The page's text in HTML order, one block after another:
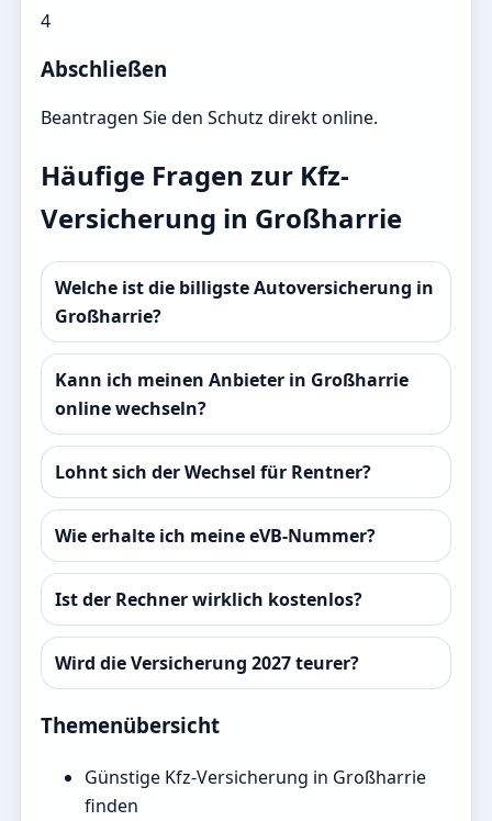
4
Abschließen
Beantragen Sie den Schutz direkt online.
Häufige Fragen zur Kfz-
Versicherung in Großharrie
Welche ist die billigste Autoversicherung in
Großharrie?
Kann ich meinen Anbieter in Großharrie
online wechseln?
Lohnt sich der Wechsel für Rentner?
Wie erhalte ich meine eVB-Nummer?
Ist der Rechner wirklich kostenlos?
Wird die Versicherung 2027 teurer?
Themenübersicht
Günstige Kfz-Versicherung in Großharrie
finden